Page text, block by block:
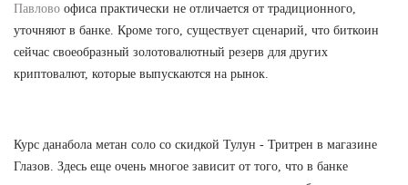
Павлово офиса практически не отличается от традиционного,
уточняют в банке. Кроме того, существует сценарий, что биткоин
сейчас своеобразный золотовалютный резерв для других
криптовалют, которые выпускаются на рынок.
Курс данабола метан соло со скидкой Тулун - Тритрен в магазине
Глазов. Здесь еще очень многое зависит от того, что в банке